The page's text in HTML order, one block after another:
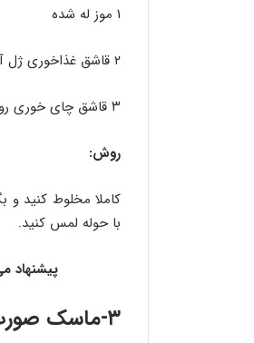
۱ موز له شده
۲ قاشق غذاخوری ژل آلوئه ورا
۳ قاشق چای خوری روغن بادام
روش:
با حوله لمس کنید.
پیشنهاد می
۳-ماسک صورت پاپایا ، شیر و عسل